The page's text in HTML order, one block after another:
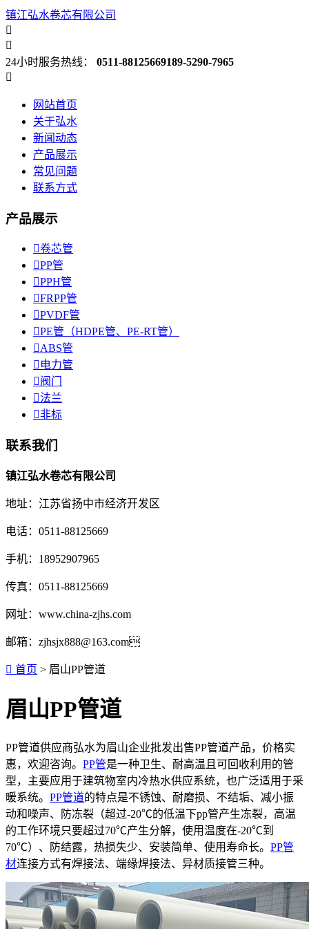
镇江弘水卷芯有限公司


24小时服务热线：
0511-88125669189-5290-7965

网站首页
关于弘水
新闻动态
产品展示
常见问题
联系方式
产品展示
卷芯管
PP管
PPH管
FRPP管
PVDF管
PE管（HDPE管、PE-RT管）
ABS管
 电力管
阀门
法兰
非标
联系我们
镇江弘水卷芯有限公司
地址：江苏省扬中市经济开发区
电话：0511-88125669
手机：18952907965
传真：0511-88125669
网址：www.china-zjhs.com
邮箱：zjhsjx888@163.com
 首页 > 眉山PP管道
眉山PP管道
PP管道供应商弘水为眉山企业批发出售PP管道产品，价格实
惠，欢迎咨询。 PP管是一种卫生、耐高温且可回收利用的管
型，主要应用于建筑物室内冷热水供应系统，也广泛适用于采
暖系统。 PP管道的特点是不锈蚀、耐磨损、不结垢、减小振
动和噪声、防冻裂（超过-20℃的低温下pp管产生冻裂，高温
的工作环境只要超过70℃产生分解，使用温度在-20℃到
70℃）、防结露，热损失少、安装简单、使用寿命长。 PP管
材连接方式有焊接法、端缘焊接法、异材质接管三种。